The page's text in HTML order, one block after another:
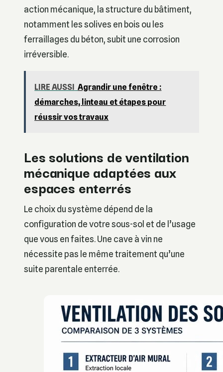
action mécanique, la structure du bâtiment,
notamment les solives en bois ou les
ferraillages du béton, subit une corrosion
irréversible.
LIRE AUSSI Agrandir une fenêtre :
démarches, linteau et étapes pour
réussir vos travaux
Les solutions de ventilation
mécanique adaptées aux
espaces enterrés
Le choix du système dépend de la
configuration de votre sous-sol et de l’usage
que vous en faites. Une cave à vin ne
nécessite pas le même traitement qu’une
suite parentale enterrée.